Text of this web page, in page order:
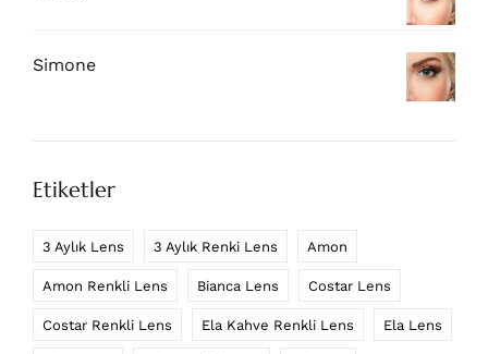
Simone
Etiketler
3 Aylık Lens 3 Aylık Renki Lens Amon
Amon Renkli Lens Bianca Lens Costar Lens
Costar Renkli Lens Ela Kahve Renkli Lens Ela Lens